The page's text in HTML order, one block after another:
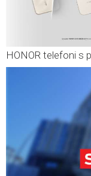
HONOR telefoni s